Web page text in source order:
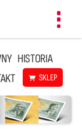
HISTORIA
SKLEP